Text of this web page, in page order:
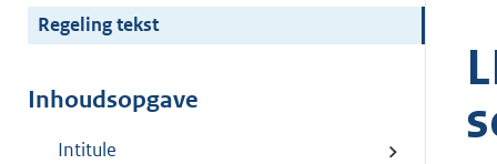
Regeling tekst
Inhoudsopgave
Intitule